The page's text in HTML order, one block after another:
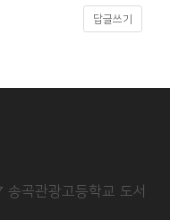
답글쓰기
곡관광고등학교 도서